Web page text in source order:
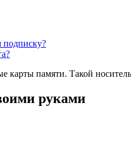
подписку?
памяти. Такой
руками